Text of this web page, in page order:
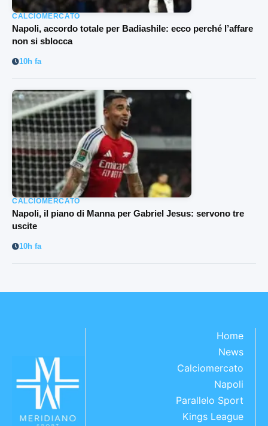
CALCIOMERCATO
Napoli, accordo totale per Badiashile: ecco perché l’affare
non si sblocca
10h fa
CALCIOMERCATO
Napoli, il piano di Manna per Gabriel Jesus: servono tre
uscite
10h fa
Home
News
Calciomercato
Napoli
Parallelo Sport
Kings League